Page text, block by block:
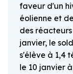
faveur d'un
éolienne et
des
janvier, le
s'élève à 1,4
le 10 janvier